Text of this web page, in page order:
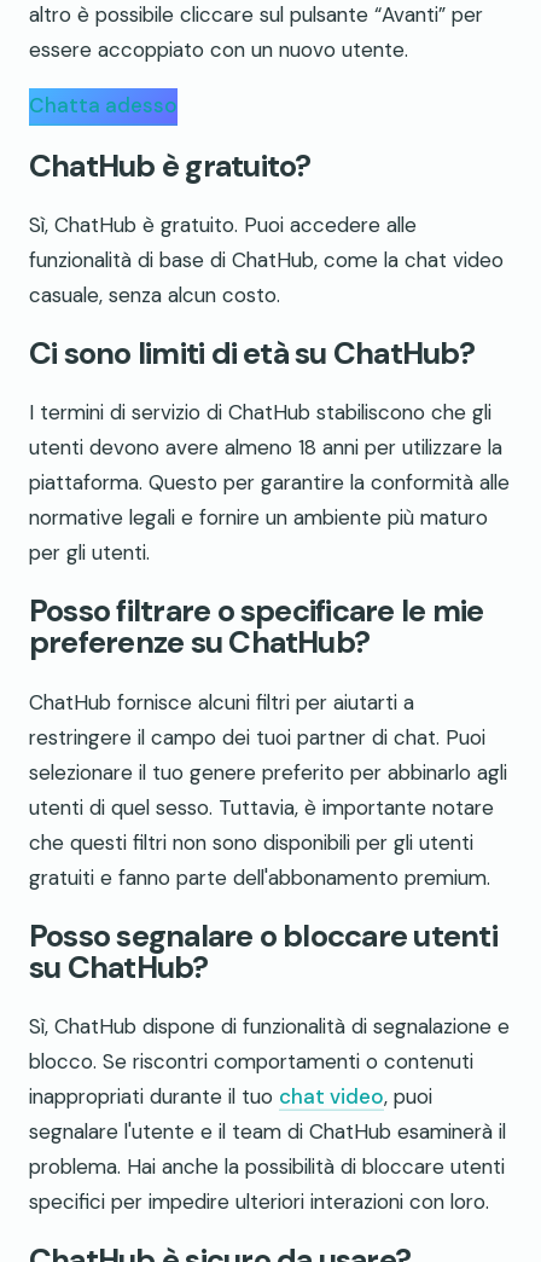
altro è possibile cliccare sul pulsante “Avanti” per
essere accoppiato con un nuovo utente.
Chatta adesso
ChatHub è gratuito?
Sì, ChatHub è gratuito. Puoi accedere alle
funzionalità di base di ChatHub, come la chat video
casuale, senza alcun costo.
Ci sono limiti di età su ChatHub?
I termini di servizio di ChatHub stabiliscono che gli
utenti devono avere almeno 18 anni per utilizzare la
piattaforma. Questo per garantire la conformità alle
normative legali e fornire un ambiente più maturo
per gli utenti.
Posso filtrare o specificare le mie
preferenze su ChatHub?
ChatHub fornisce alcuni filtri per aiutarti a
restringere il campo dei tuoi partner di chat. Puoi
selezionare il tuo genere preferito per abbinarlo agli
utenti di quel sesso. Tuttavia, è importante notare
che questi filtri non sono disponibili per gli utenti
gratuiti e fanno parte dell'abbonamento premium.
Posso segnalare o bloccare utenti
su ChatHub?
Sì, ChatHub dispone di funzionalità di segnalazione e
blocco. Se riscontri comportamenti o contenuti
inappropriati durante il tuo chat video, puoi
segnalare l'utente e il team di ChatHub esaminerà il
problema. Hai anche la possibilità di bloccare utenti
specifici per impedire ulteriori interazioni con loro.